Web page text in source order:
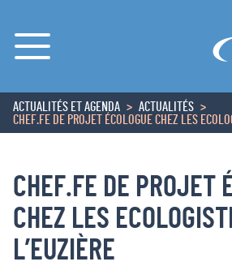
Menu
ACCUEIL
ACTUALITÉS ET AGENDA
ACTUALITÉS
CHEF.FE DE PROJET ÉCOLOGUE CHEZ LES
CHEF.FE DE PROJET
CHEZ LES
L’EUZIÈRE